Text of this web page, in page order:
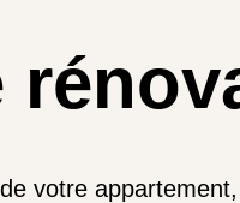
votre